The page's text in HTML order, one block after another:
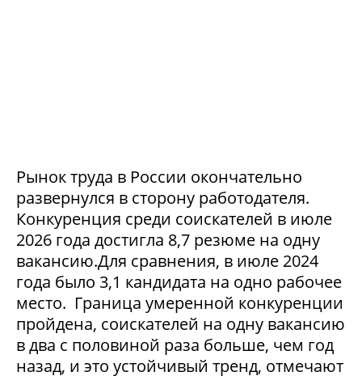
Рынок труда в России окончательно
развернулся в сторону работодателя.
Конкуренция среди соискателей в июле
2026 года достигла 8,7 резюме на одну
вакансию.Для сравнения, в июле 2024
года было 3,1 кандидата на одно рабочее
место. Граница умеренной конкуренции
пройдена, соискателей на одну вакансию
в два с половиной раза больше, чем год
назад, и это устойчивый тренд, отмечают